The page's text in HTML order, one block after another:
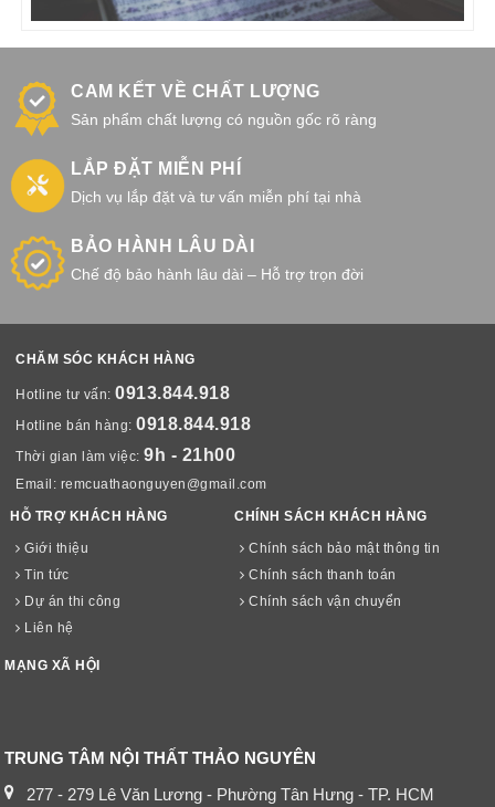
CAM KẾT VỀ CHẤT LƯỢNG
Sản phẩm chất lượng có nguồn gốc rõ ràng
LẮP ĐẶT MIỄN PHÍ
Dịch vụ lắp đặt và tư vấn miễn phí tại nhà
BẢO HÀNH LÂU DÀI
Chế độ bảo hành lâu dài – Hỗ trợ trọn đời
CHĂM SÓC KHÁCH HÀNG
Hotline tư vấn:0913.844.918
Hotline bán hàng:0918.844.918
Thời gian làm việc:9h - 21h00
Email: remcuathaonguyen@gmail.com
HỖ TRỢ KHÁCH HÀNG
Giới thiệu
Tin tức
Dự án thi công
Liên hệ
CHÍNH SÁCH KHÁCH HÀNG
Chính sách bảo mật thông tin
Chính sách thanh toán
Chính sách vận chuyển
MẠNG XÃ HỘI
TRUNG TÂM NỘI THẤT THẢO NGUYÊN
277 - 279 Lê Văn Lương - Phường Tân Hưng - TP. HCM